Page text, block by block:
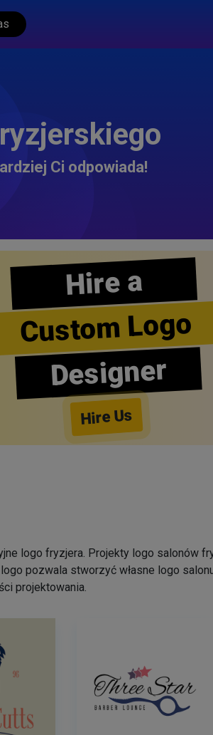
Ci odpowiada!
Hire a
Custom Logo
Designer
Hire Us
logo fryzjera. Projekty logo salonów
pozwala stworzyć własne logo
projektowania.